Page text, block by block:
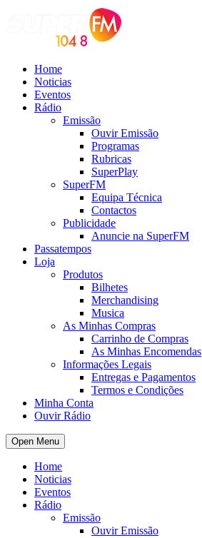
Home
Noticias
Eventos
Rádio
Emissão
Ouvir Emissão
Programas
Rubricas
SuperPlay
SuperFM
Equipa Técnica
Contactos
Publicidade
Anuncie na SuperFM
Passatempos
Loja
Produtos
Bilhetes
Merchandising
Musica
As Minhas Compras
Carrinho de Compras
As Minhas Encomendas
Informações Legais
Entregas e Pagamentos
Termos e Condições
Minha Conta
Ouvir Rádio
Open Menu
Home
Noticias
Eventos
Rádio
Emissão
Ouvir Emissão